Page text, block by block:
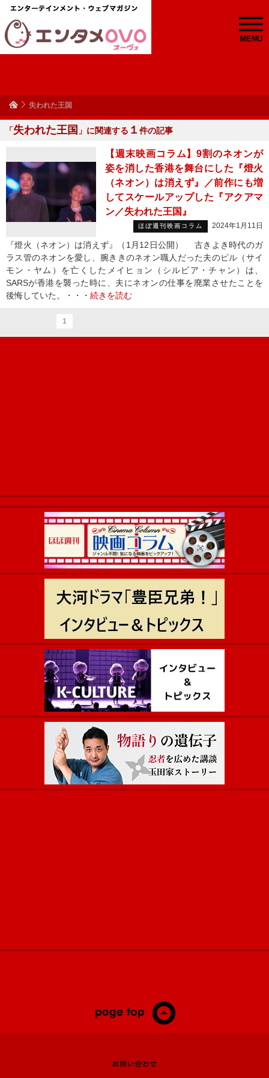
MENU
失われた王国
「失われた王国 」に関連する １ 件の記事
【週末映画コラム】9割のネオンが
姿を消した香港を舞台にした『燈火
（ネオン）は消えず』／前作にも増
してスケールアップした『アクアマ
ン／失われた王国』
ほぼ週刊映画コラム 2024年1月11日
『燈火（ネオン）は消えず』（1月12日公開） 古きよき時代のガ
ラス管のネオンを愛し、腕ききのネオン職人だった夫のビル（サイ
モン・ヤム）を亡くしたメイヒョン（シルビア・チャン）は、
SARSが香港を襲った時に、夫にネオンの仕事を廃業させたことを
後悔していた。・・・ 続きを読む
1